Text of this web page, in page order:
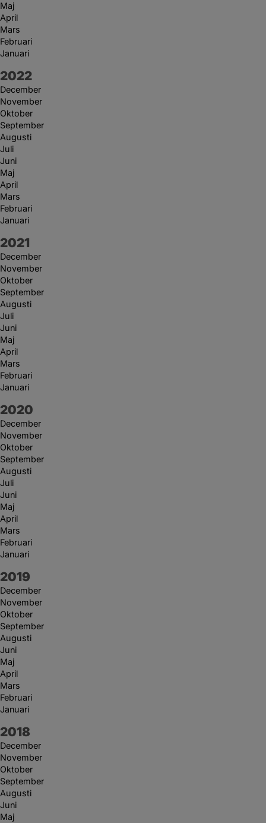
Maj
April
Mars
Februari
Januari
År:
2022
December
November
Oktober
September
Augusti
Juli
Juni
Maj
April
Mars
Februari
Januari
År:
2021
December
November
Oktober
September
Augusti
Juli
Juni
Maj
April
Mars
Februari
Januari
År:
2020
December
November
Oktober
September
Augusti
Juli
Juni
Maj
April
Mars
Februari
Januari
År:
2019
December
November
Oktober
September
Augusti
Juni
Maj
April
Mars
Februari
Januari
År:
2018
December
November
Oktober
September
Augusti
Juni
Maj